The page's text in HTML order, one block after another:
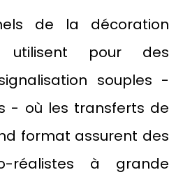
de la décoration
utilisent pour des
souples -
- où les transferts de
format assurent des
réalistes à grande